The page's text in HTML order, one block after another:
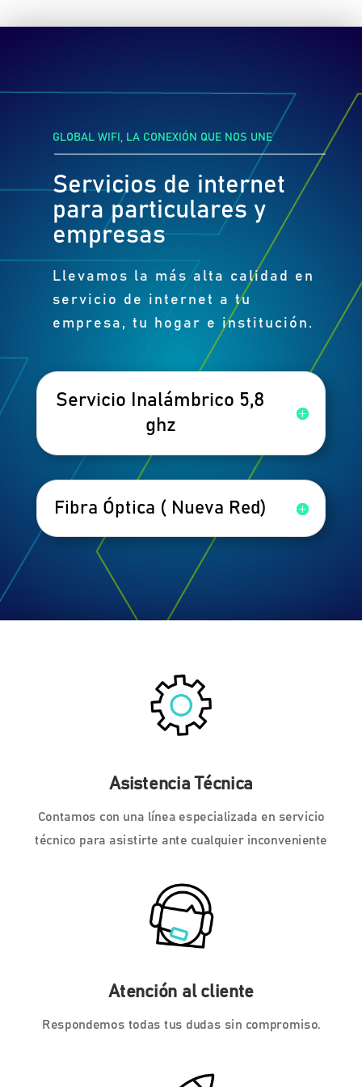
GLOBAL WIFI, LA CONEXIÓN QUE NOS UNE
Servicios de internet
para particulares y
empresas
Llevamos la más alta calidad en
servicio de internet a tu
empresa, tu hogar e institución.
Servicio Inalámbrico 5,8
ghz
Fibra Óptica ( Nueva Red)
Asistencia Técnica
Contamos con una línea especializada en servicio
técnico para asistirte ante cualquier inconveniente
Atención al cliente
Respondemos todas tus dudas sin compromiso.